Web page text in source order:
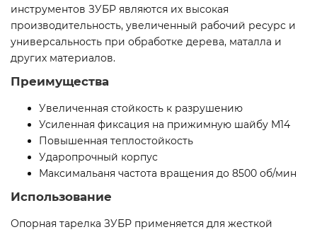
инструментов ЗУБР являются их высокая
производительность, увеличенный рабочий ресурс и
универсальность при обработке дерева, маталла и
других материалов.
Преимущества
Увеличенная стойкость к разрушению
Усиленная фиксация на прижимную шайбу М14
Повышенная теплостойкость
Ударопрочный корпус
Максимальаня частота вращения до 8500 об/мин
Использование
Опорная тарелка ЗУБР применяется для жесткой